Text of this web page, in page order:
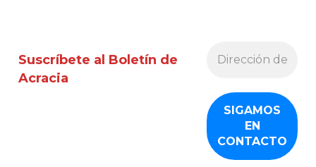
Suscríbete al Boletín de
Acracia